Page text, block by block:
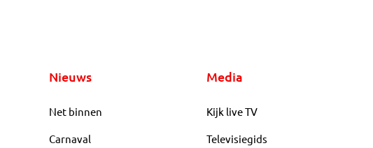
Nieuws
Net binnen
Carnaval
Media
Kijk live TV
Televisiegids